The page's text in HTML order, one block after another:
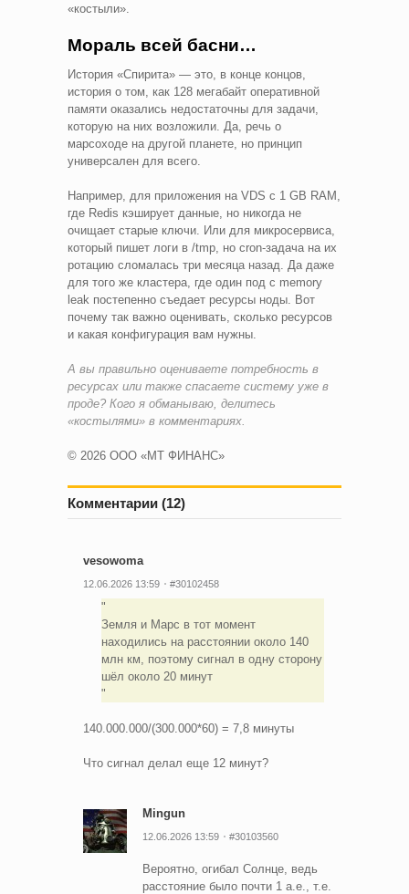
«костыли».
Мораль всей басни…
История «Спирита» — это, в конце концов,
история о том, как 128 мегабайт оперативной
памяти оказались недостаточны для задачи,
которую на них возложили. Да, речь о
марсоходе на другой планете, но принцип
универсален для всего.
Например, для приложения на VDS с 1 GB RAM,
где Redis кэширует данные, но никогда не
очищает старые ключи. Или для микросервиса,
который пишет логи в /tmp, но cron-задача на их
ротацию сломалась три месяца назад. Да даже
для того же кластера, где один под с memory
leak постепенно съедает ресурсы ноды. Вот
почему так важно оценивать, сколько ресурсов
и какая конфигурация вам нужны.
А вы правильно оцениваете потребность в
ресурсах или также спасаете систему уже в
проде? Кого я обманываю, делитесь
«костылями» в комментариях.
© 2026 ООО «МТ ФИНАНС»
Комментарии (12)
vesowoma
12.06.2026 13:59 #30102458
Земля и Марс в тот момент
находились на расстоянии около 140
млн км, поэтому сигнал в одну сторону
шёл около 20 минут
140.000.000/(300.000*60) = 7,8 минуты
Что сигнал делал еще 12 минут?
Mingun
12.06.2026 13:59 #30103560
Вероятно, огибал Солнце, ведь
расстояние было почти 1 а.е., т.е.